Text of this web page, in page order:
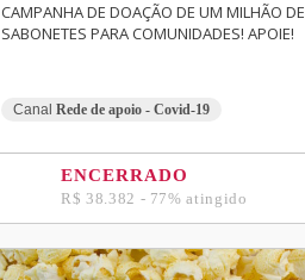
CAMPANHA DE DOAÇÃO DE UM MILHÃO DE
SABONETES PARA COMUNIDADES! APOIE!
Canal Rede de apoio - Covid-19
ENCERRADO
R$ 38.382 - 77% atingido